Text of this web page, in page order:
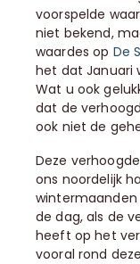
voorspelde
niet bekend,
waardes op De
het dat Januari
Wat u ook
dat de
ook niet de
Deze
ons noordelijk
de dag, als de
heeft op het
vooral rond